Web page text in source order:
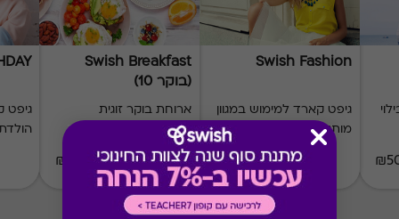
Swish Fashion
גיפט קארד למימוש במגוון
מותגי אופנה
₪20-₪500
Swish Breakfast
(בוקר 10)
ארוחת בוקר זוגית
במבחר מסעדות
גיפט